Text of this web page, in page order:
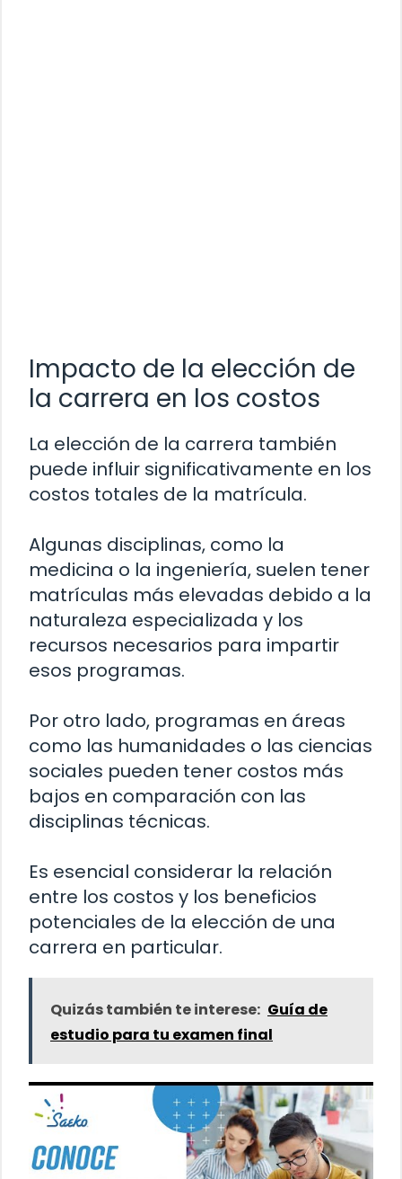
Impacto de la elección de
la carrera en los costos
La elección de la carrera también
puede influir significativamente en los
costos totales de la matrícula.
Algunas disciplinas, como la
medicina o la ingeniería, suelen tener
matrículas más elevadas debido a la
naturaleza especializada y los
recursos necesarios para impartir
esos programas.
Por otro lado, programas en áreas
como las humanidades o las ciencias
sociales pueden tener costos más
bajos en comparación con las
disciplinas técnicas.
Es esencial considerar la relación
entre los costos y los beneficios
potenciales de la elección de una
carrera en particular.
Quizás también te interese: Guía de
estudio para tu examen final